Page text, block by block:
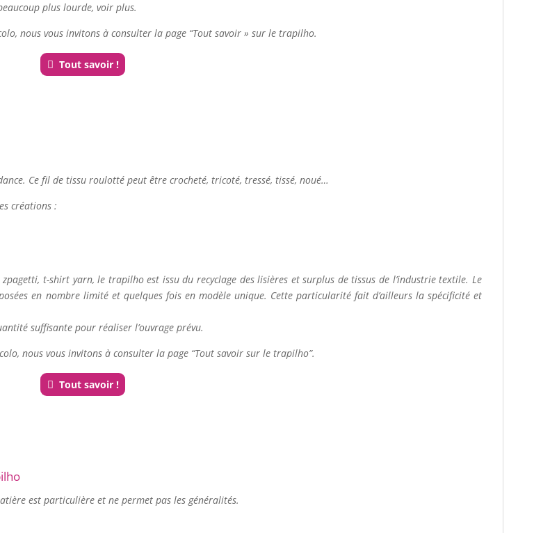
plus lourde, voir plus.
nous vous invitons à consulter la page “Tout savoir » sur le trapilho.
Tout savoir !
Ce fil de tissu roulotté peut être crocheté, tricoté, tressé, tissé, noué…
créations :
t-shirt yarn, le trapilho est issu du recyclage des lisières et surplus de tissus de l’industrie textile. Le
en nombre limité et quelques fois en modèle unique. Cette particularité fait d’ailleurs la spécificité et
suffisante pour réaliser l’ouvrage prévu.
nous vous invitons à consulter la page “Tout savoir sur le trapilho”.
Tout savoir !
est particulière et ne permet pas les généralités.